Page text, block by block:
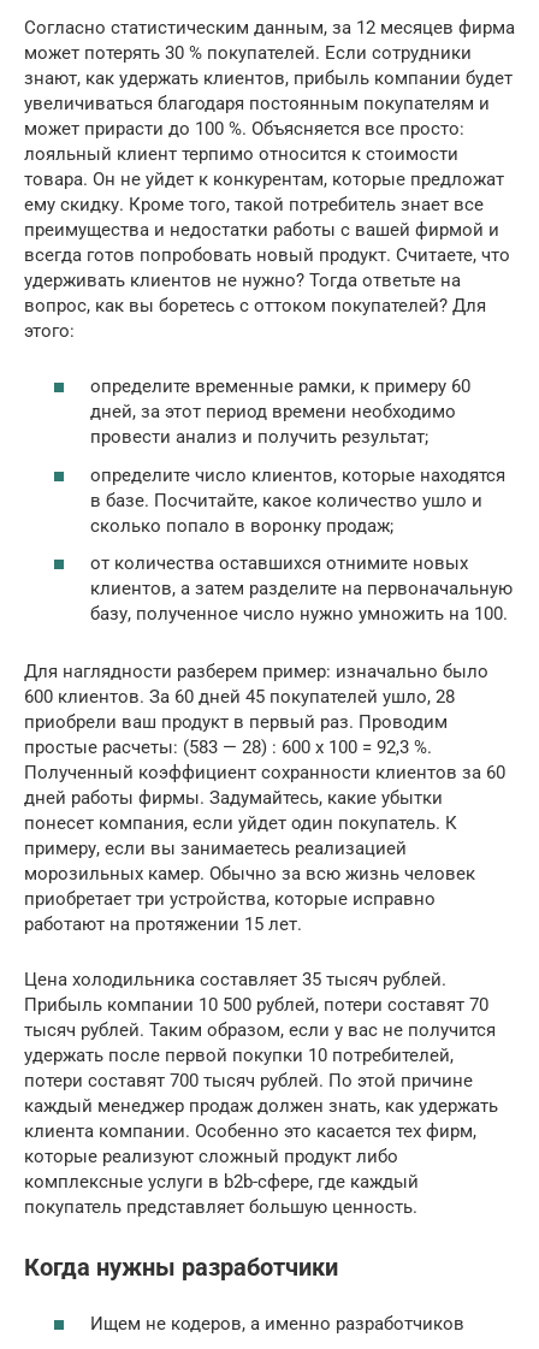
Согласно статистическим данным, за 12 месяцев фирма
может потерять 30 % покупателей. Если сотрудники
знают, как удержать клиентов, прибыль компании будет
увеличиваться благодаря постоянным покупателям и
может прирасти до 100 %. Объясняется все просто:
лояльный клиент терпимо относится к стоимости
товара. Он не уйдет к конкурентам, которые предложат
ему скидку. Кроме того, такой потребитель знает все
преимущества и недостатки работы с вашей фирмой и
всегда готов попробовать новый продукт. Считаете, что
удерживать клиентов не нужно? Тогда ответьте на
вопрос, как вы боретесь с оттоком покупателей? Для
этого:
определите временные рамки, к примеру 60
дней, за этот период времени необходимо
провести анализ и получить результат;
определите число клиентов, которые находятся
в базе. Посчитайте, какое количество ушло и
сколько попало в воронку продаж;
от количества оставшихся отнимите новых
клиентов, а затем разделите на первоначальную
базу, полученное число нужно умножить на 100.
Для наглядности разберем пример: изначально было
600 клиентов. За 60 дней 45 покупателей ушло, 28
приобрели ваш продукт в первый раз. Проводим
простые расчеты: (583 — 28) : 600 х 100 = 92,3 %.
Полученный коэффициент сохранности клиентов за 60
дней работы фирмы. Задумайтесь, какие убытки
понесет компания, если уйдет один покупатель. К
примеру, если вы занимаетесь реализацией
морозильных камер. Обычно за всю жизнь человек
приобретает три устройства, которые исправно
работают на протяжении 15 лет.
Цена холодильника составляет 35 тысяч рублей.
Прибыль компании 10 500 рублей, потери составят 70
тысяч рублей. Таким образом, если у вас не получится
удержать после первой покупки 10 потребителей,
потери составят 700 тысяч рублей. По этой причине
каждый менеджер продаж должен знать, как удержать
клиента компании. Особенно это касается тех фирм,
которые реализуют сложный продукт либо
комплексные услуги в b2b-сфере, где каждый
покупатель представляет большую ценность.
Когда нужны разработчики
Ищем не кодеров, а именно разработчиков